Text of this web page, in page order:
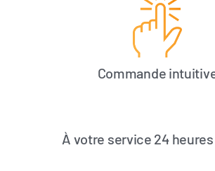
Commande
À votre service 24